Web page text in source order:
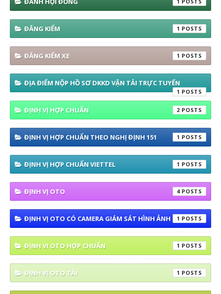
ĐĂNG KIỂM 1
ĐĂNG KIỂM XE 1
ĐỊA ĐIỂM NỘP HỒ SƠ DKKD VẬN TẢI TRỰC TUYẾN
1
ĐỊNH VỊ HỢP CHUẨN 2
ĐỊNH VỊ HỢP CHUẨN THEO NGHỊ ĐỊNH 151 1
ĐỊNH VỊ HỢP CHUẨN VIETTEL 1
ĐỊNH VỊ OTO 4
ĐỊNH VỊ OTO CÓ CAMERA GIÁM SÁT HÌNH ẢNH 1
ĐỊNH VI OTO HỢP CHUẨN 1
ĐỊNH VỊ OTO TẢI 1